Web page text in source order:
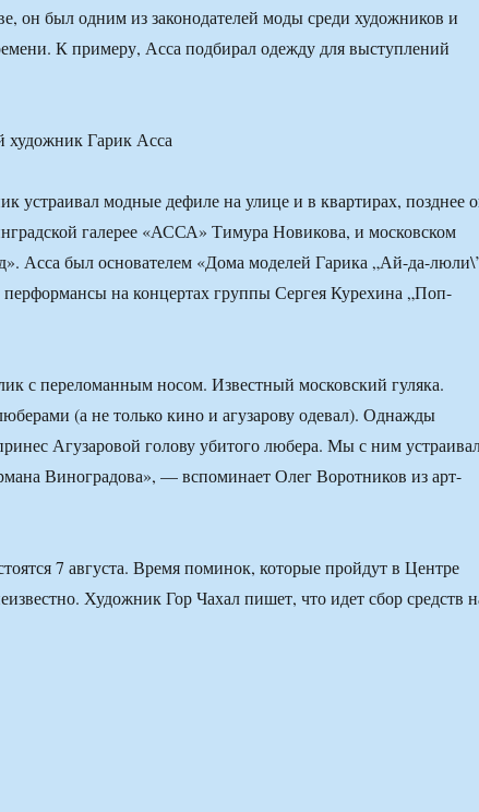
он был одним из законодателей моды среди художников и
К примеру, Асса подбирал одежду для выступлений
устраивал модные дефиле на улице и в квартирах, позднее
галерее «АССА» Тимура Новикова, и московском
Асса был основателем «Дома моделей Гарика „Ай-да-
на концертах группы Сергея Курехина „Поп-
с переломанным носом. Известный московский гуляка.
(а не только кино и агузарову одевал). Однажды
Агузаровой голову убитого любера. Мы с ним
Виноградова», — вспоминает Олег Воротников из арт-
7 августа. Время поминок, которые пройдут в Центре
Художник Гор Чахал пишет, что идет сбор средств